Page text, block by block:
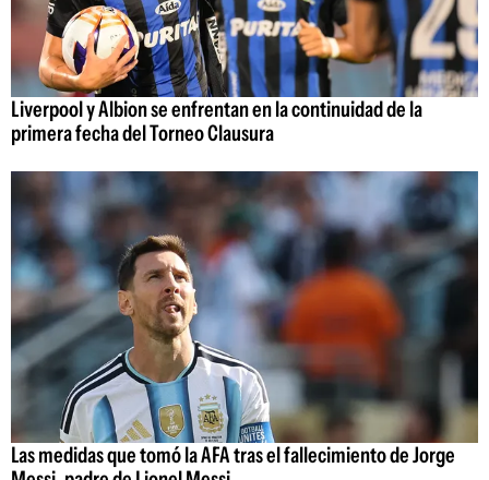
Liverpool y Albion se enfrentan en la continuidad de la
primera fecha del Torneo Clausura
Las medidas que tomó la AFA tras el fallecimiento de Jorge